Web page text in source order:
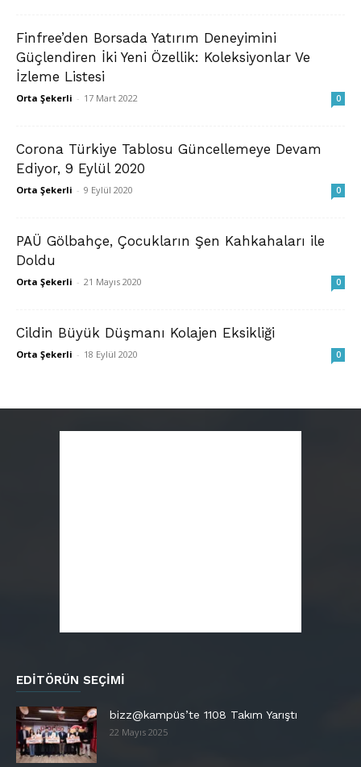
Finfree’den Borsada Yatırım Deneyimini
Güçlendiren İki Yeni Özellik: Koleksiyonlar Ve
İzleme Listesi
Orta Şekerli - 17 Mart 2022 0
Corona Türkiye Tablosu Güncellemeye Devam
Ediyor, 9 Eylül 2020
Orta Şekerli - 9 Eylül 2020 0
PAÜ Gölbahçe, Çocukların Şen Kahkahaları ile
Doldu
Orta Şekerli - 21 Mayıs 2020 0
Cildin Büyük Düşmanı Kolajen Eksikliği
Orta Şekerli - 18 Eylül 2020 0
EDITÖRÜN SEÇIMI
bizz@kampüs’te 1108 Takım Yarıştı
22 Mayıs 2025